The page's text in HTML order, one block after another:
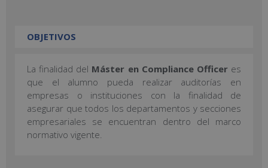
OBJETIVOS
La finalidad del Máster en Compliance Officeres
que el alumno pueda realizar auditorías en
empresas o instituciones con la finalidad de
asegurar que todos los departamentos y secciones
empresariales se encuentran dentro del marco
normativo vigente.